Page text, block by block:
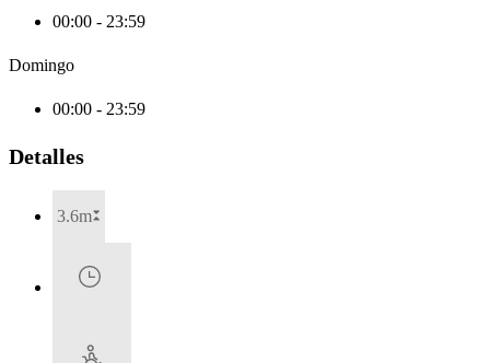
00:00 - 23:59
Domingo
00:00 - 23:59
Detalles
3.6m